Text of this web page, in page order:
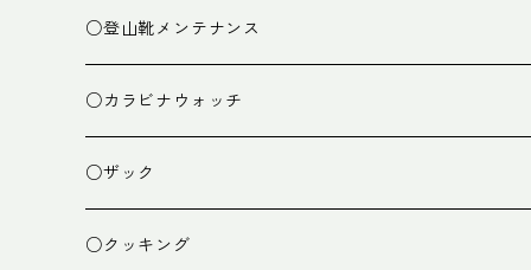
○登山靴メンテナンス
○カラビナウォッチ
○ザック
ザック
○クッキング